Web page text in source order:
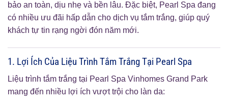
bảo an toàn, dịu nhẹ và bền lâu. Đặc biệt, Pearl Spa đang
có nhiều ưu đãi hấp dẫn cho dịch vụ tắm trắng, giúp quý
khách tự tin rạng ngời đón năm mới.
1. Lợi Ích Của Liệu Trình Tắm Trắng Tại Pearl Spa
Liệu trình tắm trắng tại Pearl Spa Vinhomes Grand Park
mang đến nhiều lợi ích vượt trội cho làn da: